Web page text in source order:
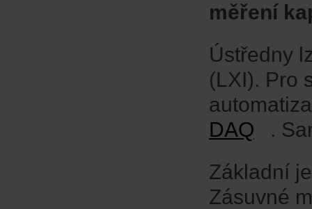
měření
Ústředny
(LXI). Pro
DAQ
.
Základní
Zásuvné